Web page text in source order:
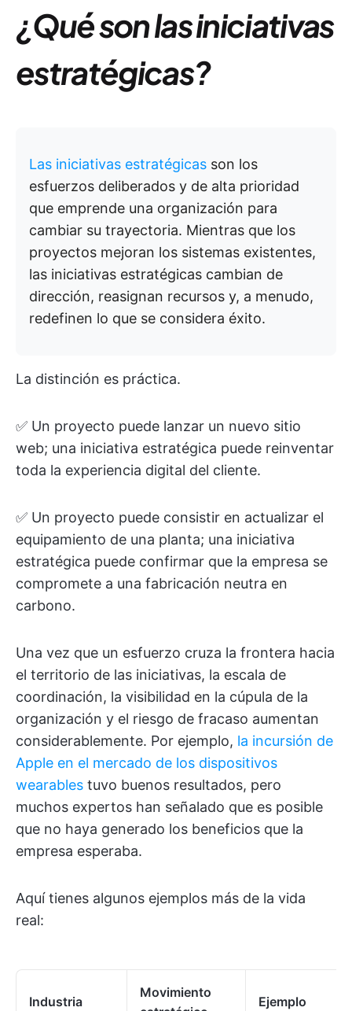
¿Qué son las iniciativas
estratégicas?
Las iniciativas estratégicas son los
esfuerzos deliberados y de alta prioridad
que emprende una organización para
cambiar su trayectoria. Mientras que los
proyectos mejoran los sistemas existentes,
las iniciativas estratégicas cambian de
dirección, reasignan recursos y, a menudo,
redefinen lo que se considera éxito.
La distinción es práctica.
✅ Un proyecto puede lanzar un nuevo sitio
web; una iniciativa estratégica puede reinventar
toda la experiencia digital del cliente.
✅ Un proyecto puede consistir en actualizar el
equipamiento de una planta; una iniciativa
estratégica puede confirmar que la empresa se
compromete a una fabricación neutra en
carbono.
Una vez que un esfuerzo cruza la frontera hacia
el territorio de las iniciativas, la escala de
coordinación, la visibilidad en la cúpula de la
organización y el riesgo de fracaso aumentan
considerablemente. Por ejemplo, la incursión de
Apple en el mercado de los dispositivos
wearables tuvo buenos resultados, pero
muchos expertos han señalado que es posible
que no haya generado los beneficios que la
empresa esperaba.
Aquí tienes algunos ejemplos más de la vida
real:
Industria
Movimiento
Ejemplo